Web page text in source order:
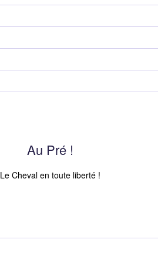
Au Pré !
Le Cheval en toute liberté !